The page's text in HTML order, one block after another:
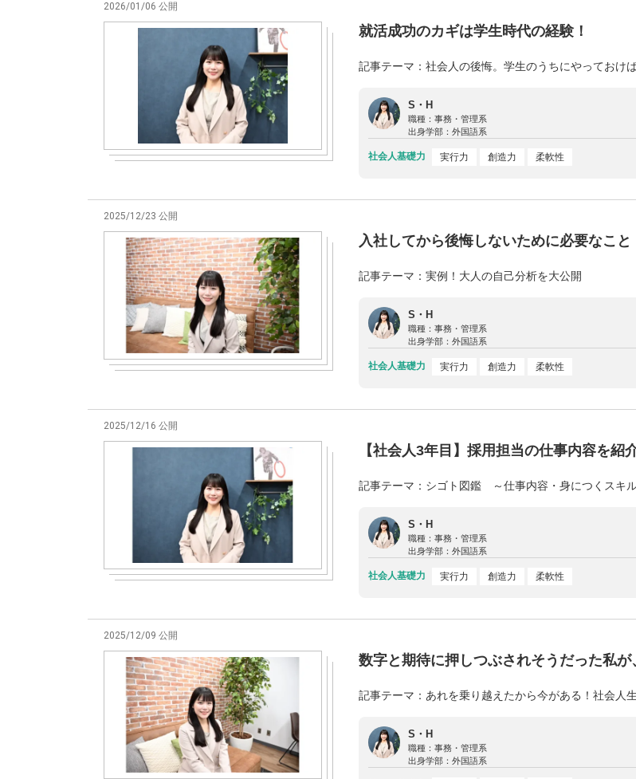
2026/01/06 公開
就活成功のカギは学生時代の経験！
記事テーマ：社会人の後悔。学生のうちにやっておけ
S・H
職種： 事務・管理系
出身学部： 外国語系
社会人基礎力 実行力 創造力 柔軟性
2025/12/23 公開
入社してから後悔しないために必要なこと
記事テーマ：実例！大人の自己分析を大公開
S・H
職種： 事務・管理系
出身学部： 外国語系
社会人基礎力 実行力 創造力 柔軟性
2025/12/16 公開
【社会人3年目】採用担当の仕事内容を紹
記事テーマ：シゴト図鑑 ～仕事内容・身につくスキ
S・H
職種： 事務・管理系
出身学部： 外国語系
社会人基礎力 実行力 創造力 柔軟性
2025/12/09 公開
数字と期待に押しつぶされそうだった私が
記事テーマ：あれを乗り越えたから今がある！社会人
S・H
職種： 事務・管理系
出身学部： 外国語系